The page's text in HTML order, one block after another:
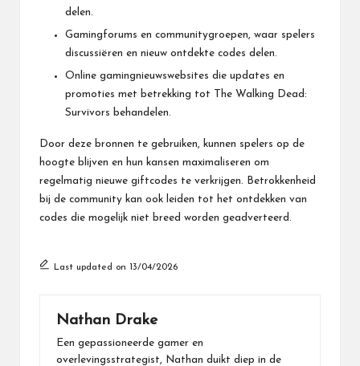
delen.
Gamingforums en communitygroepen, waar spelers
discussiëren en nieuw ontdekte codes delen.
Online gamingnieuwswebsites die updates en
promoties met betrekking tot The Walking Dead:
Survivors behandelen.
Door deze bronnen te gebruiken, kunnen spelers op de
hoogte blijven en hun kansen maximaliseren om
regelmatig nieuwe giftcodes te verkrijgen. Betrokkenheid
bij de community kan ook leiden tot het ontdekken van
codes die mogelijk niet breed worden geadverteerd.
Last updated on 13/04/2026
Nathan Drake
Een gepassioneerde gamer en
overlevingsstrategist, Nathan duikt diep in de